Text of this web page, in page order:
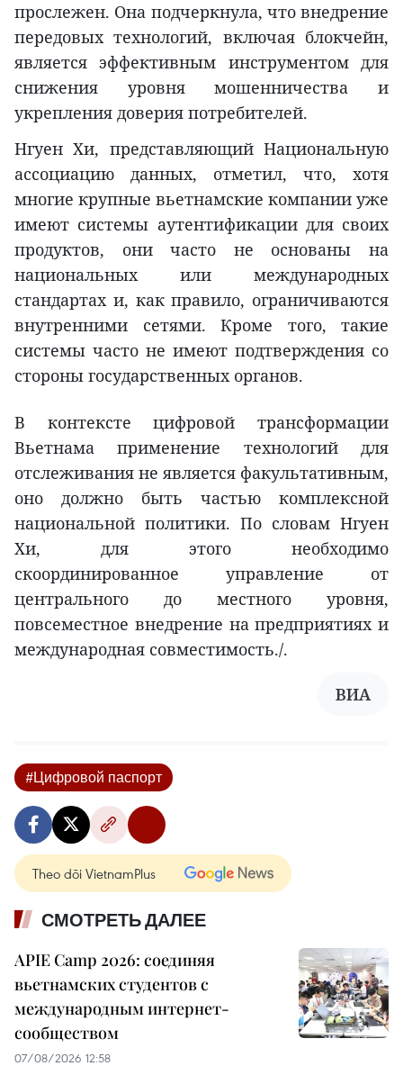
прослежен. Она подчеркнула, что внедрение
передовых технологий, включая блокчейн,
является эффективным инструментом для
снижения уровня мошенничества и
укрепления доверия потребителей.
Нгуен Хи, представляющий Национальную
ассоциацию данных, отметил, что, хотя
многие крупные вьетнамские компании уже
имеют системы аутентификации для своих
продуктов, они часто не основаны на
национальных или международных
стандартах и, как правило, ограничиваются
внутренними сетями. Кроме того, такие
системы часто не имеют подтверждения со
стороны государственных органов.
В контексте цифровой трансформации
Вьетнама применение технологий для
отслеживания не является факультативным,
оно должно быть частью комплексной
национальной политики. По словам Нгуен
Хи, для этого необходимо
скоординированное управление от
центрального до местного уровня,
повсеместное внедрение на предприятиях и
международная совместимость./.
ВИА
#Цифровой паспорт
Theo dõi VietnamPlus
СМОТРЕТЬ ДАЛЕЕ
APIE Camp 2026: соединяя
вьетнамских студентов с
международным интернет-
сообществом
07/08/2026 12:58